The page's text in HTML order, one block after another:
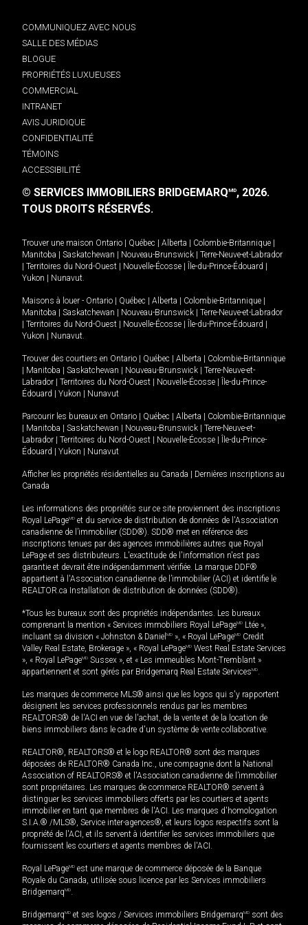
COMMUNIQUEZ AVEC NOUS
SALLE DES MÉDIAS
BLOGUE
PROPRIÉTÉS LUXUEUSES
COMMERCIAL
INTRANET
AVIS JURIDIQUE
CONFIDENTIALITÉ
TÉMOINS
ACCESSIBILITÉ
© SERVICES IMMOBILIERS BRIDGEMARQMD, 2026.
TOUS DROITS RÉSERVÉS.
Trouver une maison Ontario Québec Alberta Colombie-Britannique
Manitoba
Saskatchewan Nouveau-Brunswick
Terre-Neuve-et-Labrador
Territoires du Nord-Ouest Nouvelle-Écosse Île-du-Prince-Édouard
Yukon
Nunavut.
Maisons à louer - Ontario Québec Alberta Colombie-Britannique
Manitoba
Saskatchewan Nouveau-Brunswick
Terre-Neuve-et-Labrador
Territoires du Nord-Ouest Nouvelle-Écosse Île-du-Prince-Édouard
Yukon
Nunavut.
Trouver des courtiers en Ontario Québec Alberta
Colombie-Britannique
Manitoba Saskatchewan Nouveau-Brunswick
Terre-Neuve-et-
Labrador
Territoires du Nord-Ouest Nouvelle-Écosse
Île-du-Prince-
Édouard
Yukon Nunavut
Parcourir les bureaux en Ontario Québec Alberta
Colombie-Britannique
Manitoba Saskatchewan Nouveau-Brunswick
Terre-Neuve-et-
Labrador
Territoires du Nord-Ouest Nouvelle-Écosse
Île-du-Prince-
Édouard
Yukon Nunavut
Afficher les propriétés résidentielles au Canada
Dernières inscriptions au
Canada
Les informations des propriétés sur ce site proviennent des inscriptions
Royal LePageMD et du service de distribution de données de l'Association
canadienne de l’immobilier (SDD®). SDD® met en référence des
inscriptions tenues par des agences immobilières autres que Royal
LePage et ses distributeurs. L'exactitude de l'information n'est pas
garantie et devrait être indépendamment vérifiée. La marque DDF®
appartient à l'Association canadienne de l’immobilier (ACI) et identifie le
REALTOR.ca Installation de distribution de données (SDD®).
*Tous les bureaux sont des propriétés indépendantes. Les bureaux
comprenant la mention « Services immobiliers Royal LePageMD Ltée »,
incluant sa division « Johnston & Daniel MD », « Royal LePageMD Credit
Valley Real Estate, Brokerage », « Royal LePageMD West Real Estate Services
», « Royal LePageMD Sussex », et « Les immeubles Mont-Tremblant »
appartiennent et sont gérés par Bridgemarq Real Estate ServicesMD.
Les marques de commerce MLS® ainsi que les logos qui s'y rapportent
désignent les services professionnels rendus par les membres
REALTORS® de l'ACI en vue de l'achat, de la vente et de la location de
biens immobiliers dans le cadre d'un système de vente collaborative.
REALTOR®, REALTORS® et le logo REALTOR® sont des marques
déposées de REALTOR® Canada Inc., une compagnie dont la National
Association of REALTORS® et l'Association canadienne de l’immobilier
sont propriétaires. Les marques de commerce REALTOR® servent à
distinguer les services immobiliers offerts par les courtiers et agents
immobilier en tant que membres de l'ACI. Les marques d'homologation
S.I.A.® /MLS®, Service inter-agences®, et leurs logos respectifs sont la
propriété de l'ACI, et ils servent à identifier les services immobiliers que
fournissent les courtiers et agents membres de l'ACI.
Royal LePageMD est une marque de commerce déposée de la Banque
Royale du Canada, utilisée sous licence par les Services immobiliers
BridgemarqMD.
BridgemarqMD et ses logos / Services immobiliers BridgemarqMD sont des